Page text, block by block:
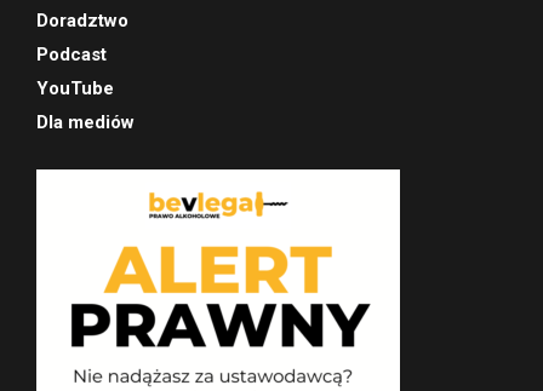
Doradztwo
Podcast
YouTube
Dla mediów